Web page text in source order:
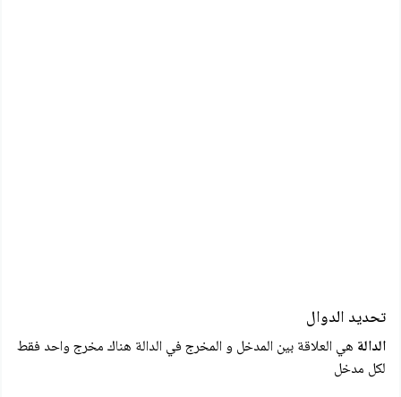
تحديد الدوال
الدالة هي العلاقة بين المدخل و المخرج في الدالة هناك مخرج واحد فقط
لكل مدخل